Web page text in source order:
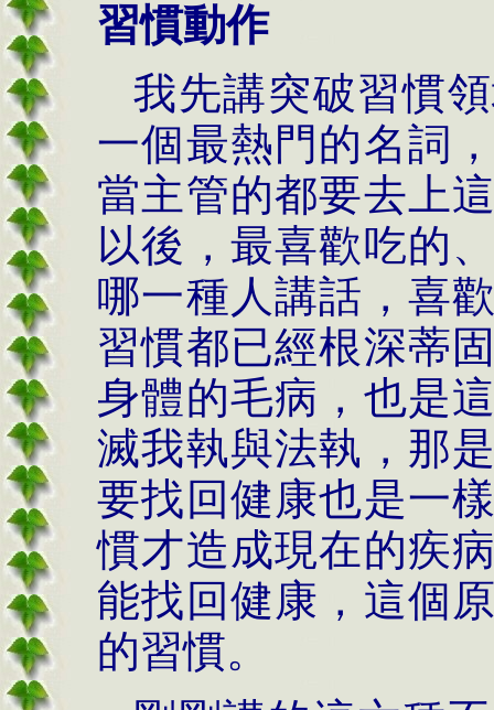
習慣動作
我先講突破習慣
一個最熱門的名詞
當主管的都要去上
以後，最喜歡吃的
哪一種人講話，喜
習慣都已經根深蒂
身體的毛病，也是
滅我執與法執，那
要找回健康也是一
慣才造成現在的疾
能找回健康，這個
的習慣。